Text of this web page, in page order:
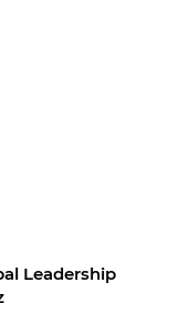
Leadership